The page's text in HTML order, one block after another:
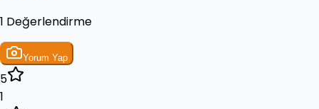
1 Değerlendirme
Yorum Yap
5
1